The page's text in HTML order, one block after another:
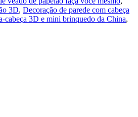
3D, Decoração de parede com cabeça
cabeça 3D e mini brinquedo da China,